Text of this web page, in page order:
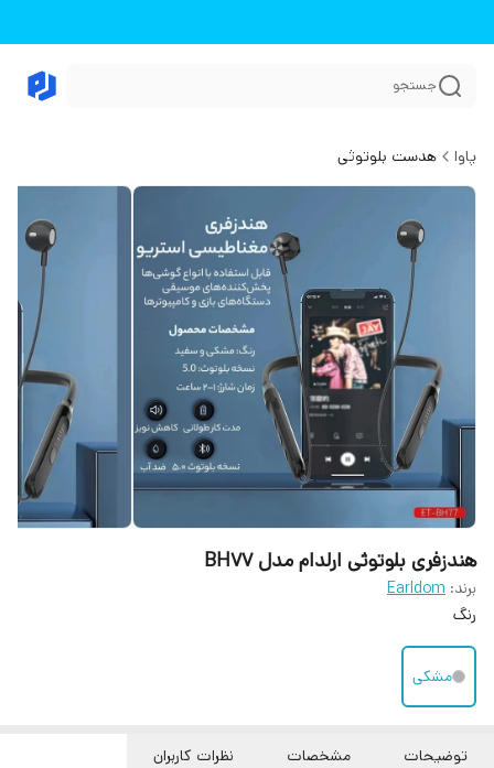
جستجو
پاوا هدست بلوتوثی
هندزفری بلوتوثی ارلدام مدل BH77
برند: Earldom
رنگ
مشکی
توضیحات مشخصات نظرات کاربران